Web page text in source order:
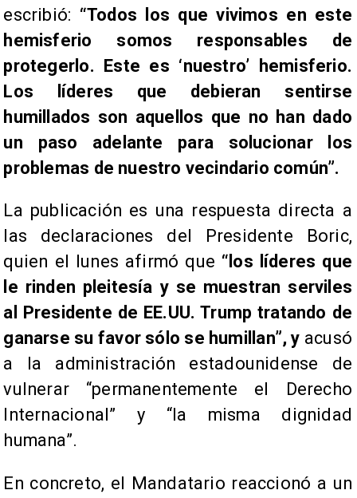
escribió: “Todos los que vivimos en este
hemisferio somos responsables de
protegerlo. Este es ‘nuestro’ hemisferio.
Los líderes que debieran sentirse
humillados son aquellos que no han dado
un paso adelante para solucionar los
problemas de nuestro vecindario común”.
La publicación es una respuesta directa a
las declaraciones del Presidente Boric,
quien el lunes afirmó que “los líderes que
le rinden pleitesía y se muestran serviles
al Presidente de EE.UU. Trump tratando de
ganarse su favor sólo se humillan”, y acusó
a la administración estadounidense de
vulnerar “permanentemente el Derecho
Internacional” y “la misma dignidad
humana”.
En concreto, el Mandatario reaccionó a un